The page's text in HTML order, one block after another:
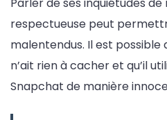
Parler de ses inquiétudes
respectueuse peut
malentendus. Il est
n’ait rien à cacher et qu’il
Snapchat de manière